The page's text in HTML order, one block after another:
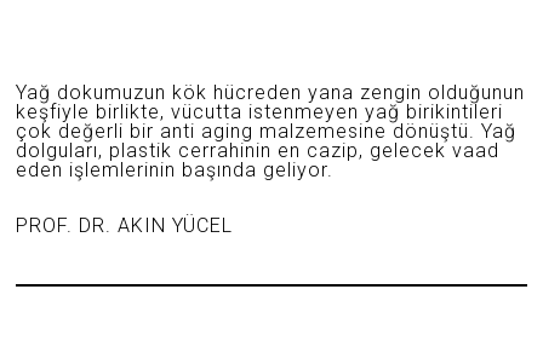
Yağ dokumuzun kök hücreden yana zengin olduğunun
keşfiyle birlikte, vücutta istenmeyen yağ birikintileri
çok değerli bir anti aging malzemesine dönüştü. Yağ
dolguları, plastik cerrahinin en cazip, gelecek vaad
eden işlemlerinin başında geliyor.
PROF. DR. AKIN YÜCEL